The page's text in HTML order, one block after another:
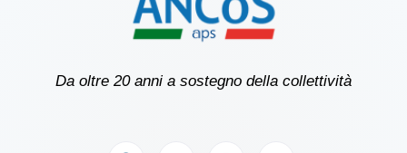
Da oltre 20 anni a sostegno della collettività